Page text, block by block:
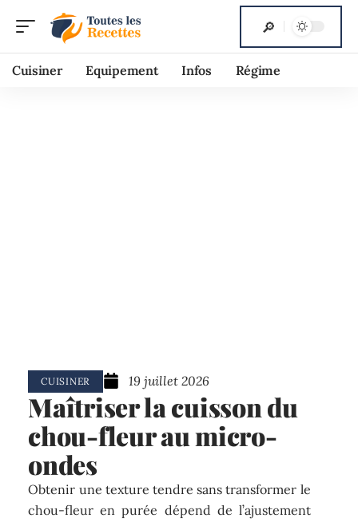
Cuisiner Equipement Infos Régime
CUISINER 19 juillet 2026
Maîtriser la cuisson du
chou-fleur au micro-
ondes
Obtenir une texture tendre sans transformer le
chou-fleur en purée dépend de l’ajustement